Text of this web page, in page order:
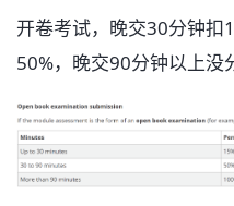
开卷考试，晚交30分钟扣
50%，晚交90分钟以上没